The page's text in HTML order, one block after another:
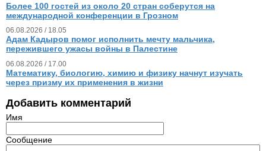
Более 100 гостей из около 20 стран соберутся на
международной конференции в Грозном
06.08.2026 / 18.05
Адам Кадыров помог исполнить мечту мальчика,
пережившего ужасы войны в Палестине
06.08.2026 / 17.00
Математику, биологию, химию и физику начнут изучать
через призму их применения в жизни
Добавить комментарий
Имя
Сообщение